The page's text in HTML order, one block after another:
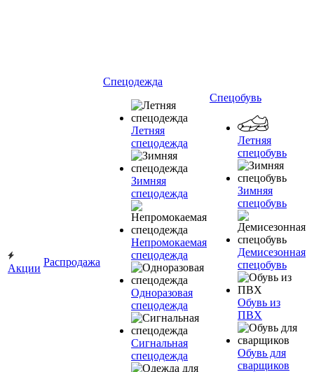
Акции
Распродажа
Спецодежда
Летняя
спецодежда
Зимняя
спецодежда
Непромокаемая
спецодежда
Одноразовая
спецодежда
Сигнальная
спецодежда
Спецобувь
Летняя
спецобувь
Зимняя
спецобувь
Демисезонная
спецобувь
Обувь из
ПВХ
Обувь для
сварщиков